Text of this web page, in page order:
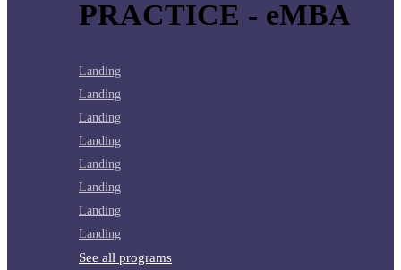
PRACTICE - eMBA
Landing
Landing
Landing
Landing
Landing
Landing
Landing
Landing
See all programs